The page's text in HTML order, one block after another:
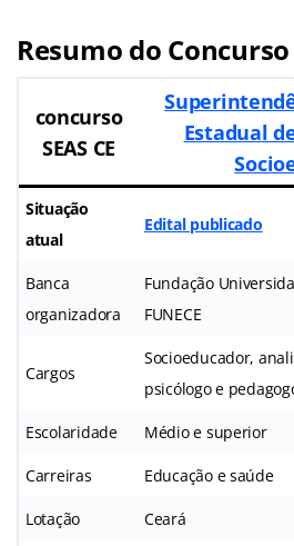
Resumo do Concurso
concurso
SEAS CE
Estadual
Situação
atual
Edital publicado
Banca
organizadora
Fundação
FUNECE
Cargos
Socioeducador,
psicólogo e
Escolaridade Médio e superior
Carreiras Educação e saúde
Lotação Ceará